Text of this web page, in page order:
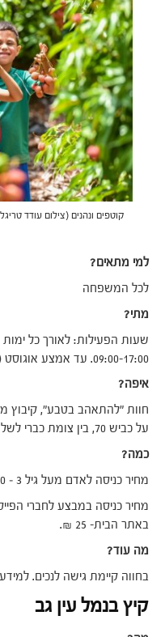
קוטפים ונהנים (צילום עודד
למי מתאים?
לכל המשפחה
מתי?
שעות הפעילות: לאורך כל
09:00-17:00. עד אמצע אוגוסט (הערכה לסיום קטיף היבול העונתי).
איפה?
חוות "להתאהב בטבע", קיבוץ
על כביש 70, בין צומת כברי לשלומי).
כמה?
מחיר כניסה לאדם מעל גיל 3 – 30 ₪. מחיר ק"ג ליצ'י שנקטף – 25 ₪.
מחיר כניסה במבצע לחברי
באתר הבית- 25 ₪.
מה עוד?
בחווה קיימת גישה לנכים. למידע נוסף:
קיץ בנמל עין גב